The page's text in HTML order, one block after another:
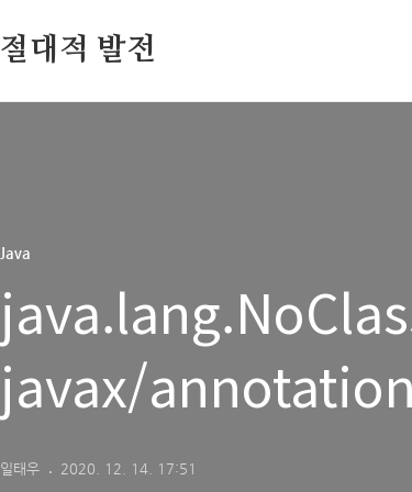
절대적 발전
Java
javax/
일태우 2020. 12. 14. 17:51